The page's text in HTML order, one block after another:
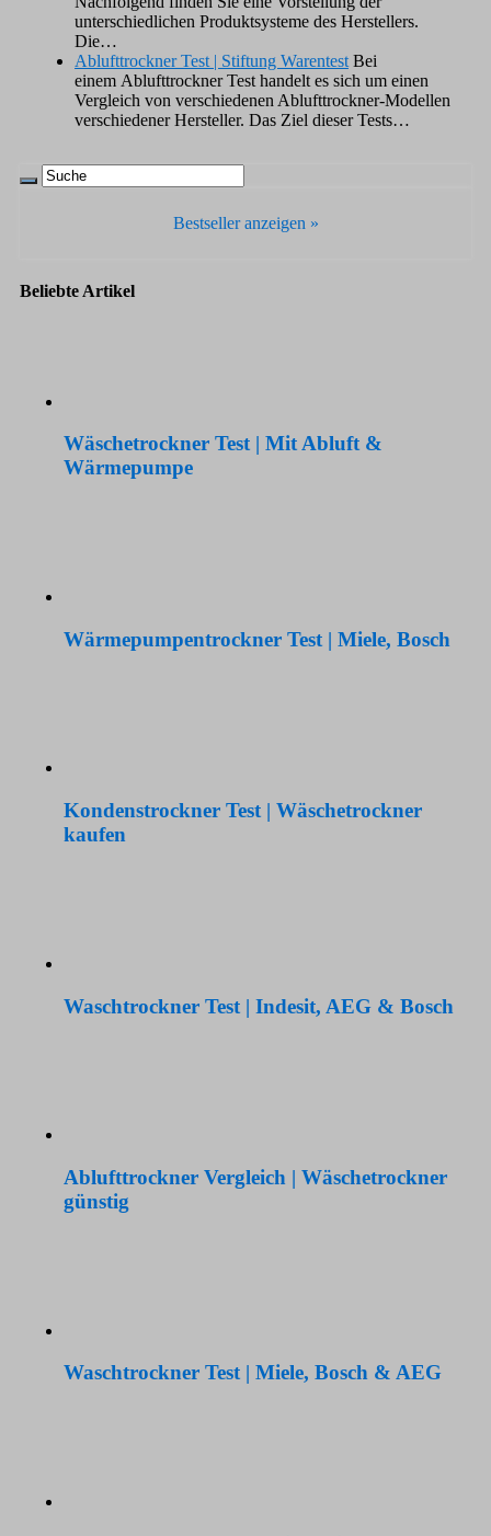
unterschiedlichen Produktsysteme des Herstellers.
Die…
Ablufttrockner Test | Stiftung Warentest Bei
einem Ablufttrockner Test handelt es sich um einen
Vergleich von verschiedenen Ablufttrockner-Modellen
verschiedener Hersteller. Das Ziel dieser Tests…
Bestseller anzeigen »
Beliebte Artikel
Wäschetrockner Test | Mit Abluft &
Wärmepumpe
Wärmepumpentrockner Test | Miele, Bosch
Kondenstrockner Test | Wäschetrockner
kaufen
Waschtrockner Test | Indesit, AEG & Bosch
Ablufttrockner Vergleich | Wäschetrockner
günstig
Waschtrockner Test | Miele, Bosch & AEG